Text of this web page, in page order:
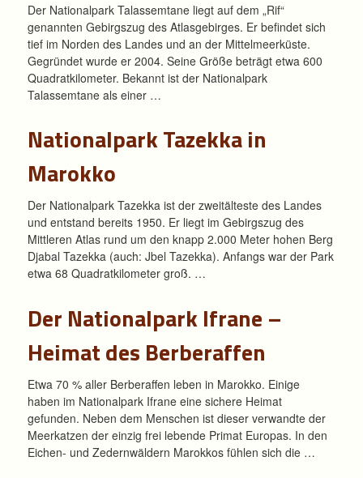
Der Nationalpark Talassemtane liegt auf dem „Rif“
genannten Gebirgszug des Atlasgebirges. Er befindet sich
tief im Norden des Landes und an der Mittelmeerküste.
Gegründet wurde er 2004. Seine Größe beträgt etwa 600
Quadratkilometer. Bekannt ist der Nationalpark
Talassemtane als einer …
Nationalpark Tazekka in
Marokko
Der Nationalpark Tazekka ist der zweitälteste des Landes
und entstand bereits 1950. Er liegt im Gebirgszug des
Mittleren Atlas rund um den knapp 2.000 Meter hohen Berg
Djabal Tazekka (auch: Jbel Tazekka). Anfangs war der Park
etwa 68 Quadratkilometer groß. …
Der Nationalpark Ifrane –
Heimat des Berberaffen
Etwa 70 % aller Berberaffen leben in Marokko. Einige
haben im Nationalpark Ifrane eine sichere Heimat
gefunden. Neben dem Menschen ist dieser verwandte der
Meerkatzen der einzig frei lebende Primat Europas. In den
Eichen- und Zedernwäldern Marokkos fühlen sich die …